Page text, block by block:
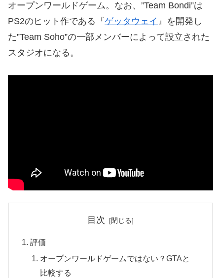
オープンワールドゲーム。なお、”Team Bondi”は
PS2のヒット作である『ゲッタウェイ 』を開発し
た”Team Soho”の一部メンバーによって設立された
スタジオになる。
目次
評価
オープンワールドゲームではない？GTAと
比較する